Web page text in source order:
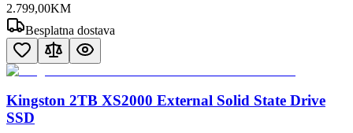
2.799,00KM
Besplatna dostava
Kingston 2TB XS2000 External Solid State Drive
SSD